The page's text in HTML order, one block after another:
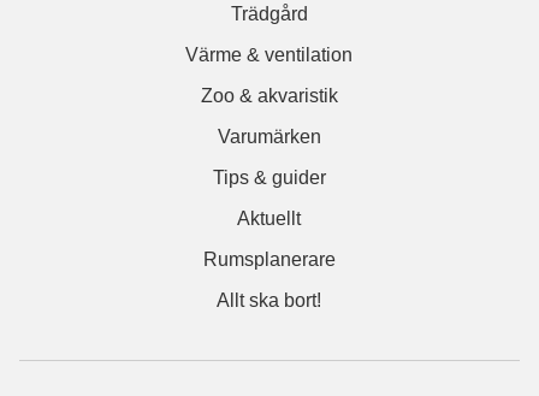
Trädgård
Värme & ventilation
Zoo & akvaristik
Varumärken
Tips & guider
Aktuellt
Rumsplanerare
Allt ska bort!